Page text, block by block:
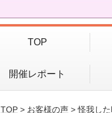
TOP
開催レポート
TOP> お客様の声> 怪我した